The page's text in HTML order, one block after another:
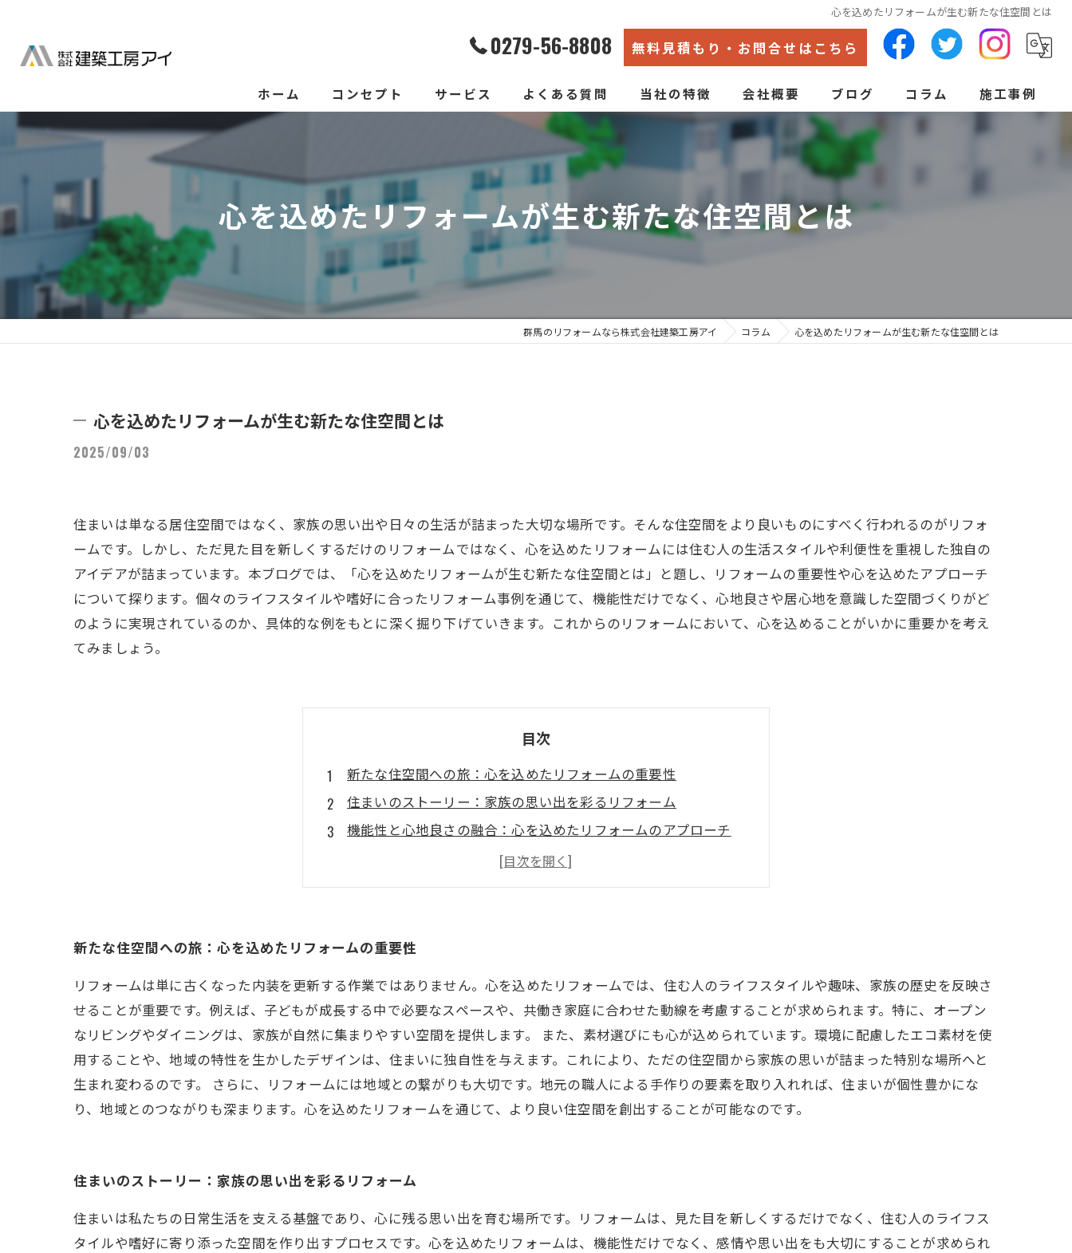
心を込めたリフォームが生む新たな住空間とは
0279-56-8808 無料見積もり・お問合せはこちら
ホーム コンセプト サービス
新築そっくりリフォーム
よくある質問 当社の特徴
水回り
断熱
会社概要
代表あいさつ
ブログ コラム 施工事例
心を込めたリフォームが生む新たな住空間とは
群馬のリフォームなら株式会社建築工房アイ コラム 心を込めたリフォームが生む新たな住空間とは
心を込めたリフォームが生む新たな住空間とは
2025/09/03
住まいは単なる居住空間ではなく、家族の思い出や日々の生活が詰まった大切な場所です。そんな住空間をより良いものにすべく行われるのがリフォ
ームです。しかし、ただ見た目を新しくするだけのリフォームではなく、心を込めたリフォームには住む人の生活スタイルや利便性を重視した独自の
アイデアが詰まっています。本ブログでは、「心を込めたリフォームが生む新たな住空間とは」と題し、リフォームの重要性や心を込めたアプローチ
について探ります。個々のライフスタイルや嗜好に合ったリフォーム事例を通じて、機能性だけでなく、心地良さや居心地を意識した空間づくりがど
のように実現されているのか、具体的な例をもとに深く掘り下げていきます。これからのリフォームにおいて、心を込めることがいかに重要かを考え
てみましょう。
目次
新たな住空間への旅：心を込めたリフォームの重要性
住まいのストーリー：家族の思い出を彩るリフォーム
機能性と心地良さの融合：心を込めたリフォームのアプローチ
実例紹介：心を込めたリフォームで生まれ変わった空間
リフォームの未来：ライフスタイルに寄り添う新たな空間づくり
あなたもできる！心を込めたリフォームのステップ
新たな住空間への旅：心を込めたリフォームの重要性
リフォームは単に古くなった内装を更新する作業ではありません。心を込めたリフォームでは、住む人のライフスタイルや趣味、家族の歴史を反映さ
せることが重要です。例えば、子どもが成長する中で必要なスペースや、共働き家庭に合わせた動線を考慮することが求められます。特に、オープン
なリビングやダイニングは、家族が自然に集まりやすい空間を提供します。 また、素材選びにも心が込められています。環境に配慮したエコ素材を使
用することや、地域の特性を生かしたデザインは、住まいに独自性を与えます。これにより、ただの住空間から家族の思いが詰まった特別な場所へと
生まれ変わるのです。 さらに、リフォームには地域との繋がりも大切です。地元の職人による手作りの要素を取り入れれば、住まいが個性豊かにな
り、地域とのつながりも深まります。心を込めたリフォームを通じて、より良い住空間を創出することが可能なのです。
住まいのストーリー：家族の思い出を彩るリフォーム
住まいは私たちの日常生活を支える基盤であり、心に残る思い出を育む場所です。リフォームは、見た目を新しくするだけでなく、住む人のライフス
タイルや嗜好に寄り添った空間を作り出すプロセスです。心を込めたリフォームは、機能性だけでなく、感情や思い出をも大切にすることが求められ